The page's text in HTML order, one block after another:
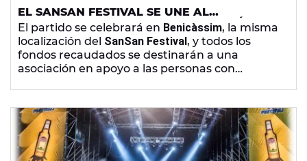
EL SANSAN FESTIVAL SE UNE AL
VILLARREAL CF EN UN PARTIDO BENÉFICO
MUY ESPECIAL
El partido se celebrará en Benicàssim, la misma
localización del SanSan Festival, y todos los
fondos recaudados se destinarán a una
asociación en apoyo a las personas con
abril.